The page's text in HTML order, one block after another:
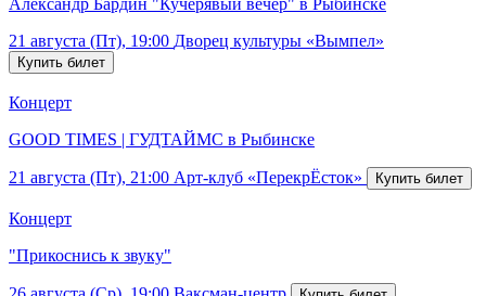
21 августа (Пт), 19:00 Дворец культуры «Вымпел»
Концерт
GOOD TIMES | ГУДТАЙМС в Рыбинске
21 августа (Пт), 21:00 Арт-клуб «ПерекрЁсток»
Концерт
"Прикоснись к звуку"